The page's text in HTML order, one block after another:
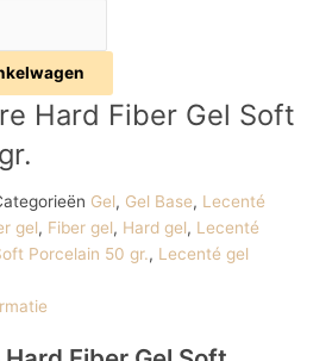
Hard Fiber Gel Soft
Gel, Gel Base, Lecenté
gel, Fiber gel, Hard gel, Lecenté
Porcelain 50 gr., Lecenté gel